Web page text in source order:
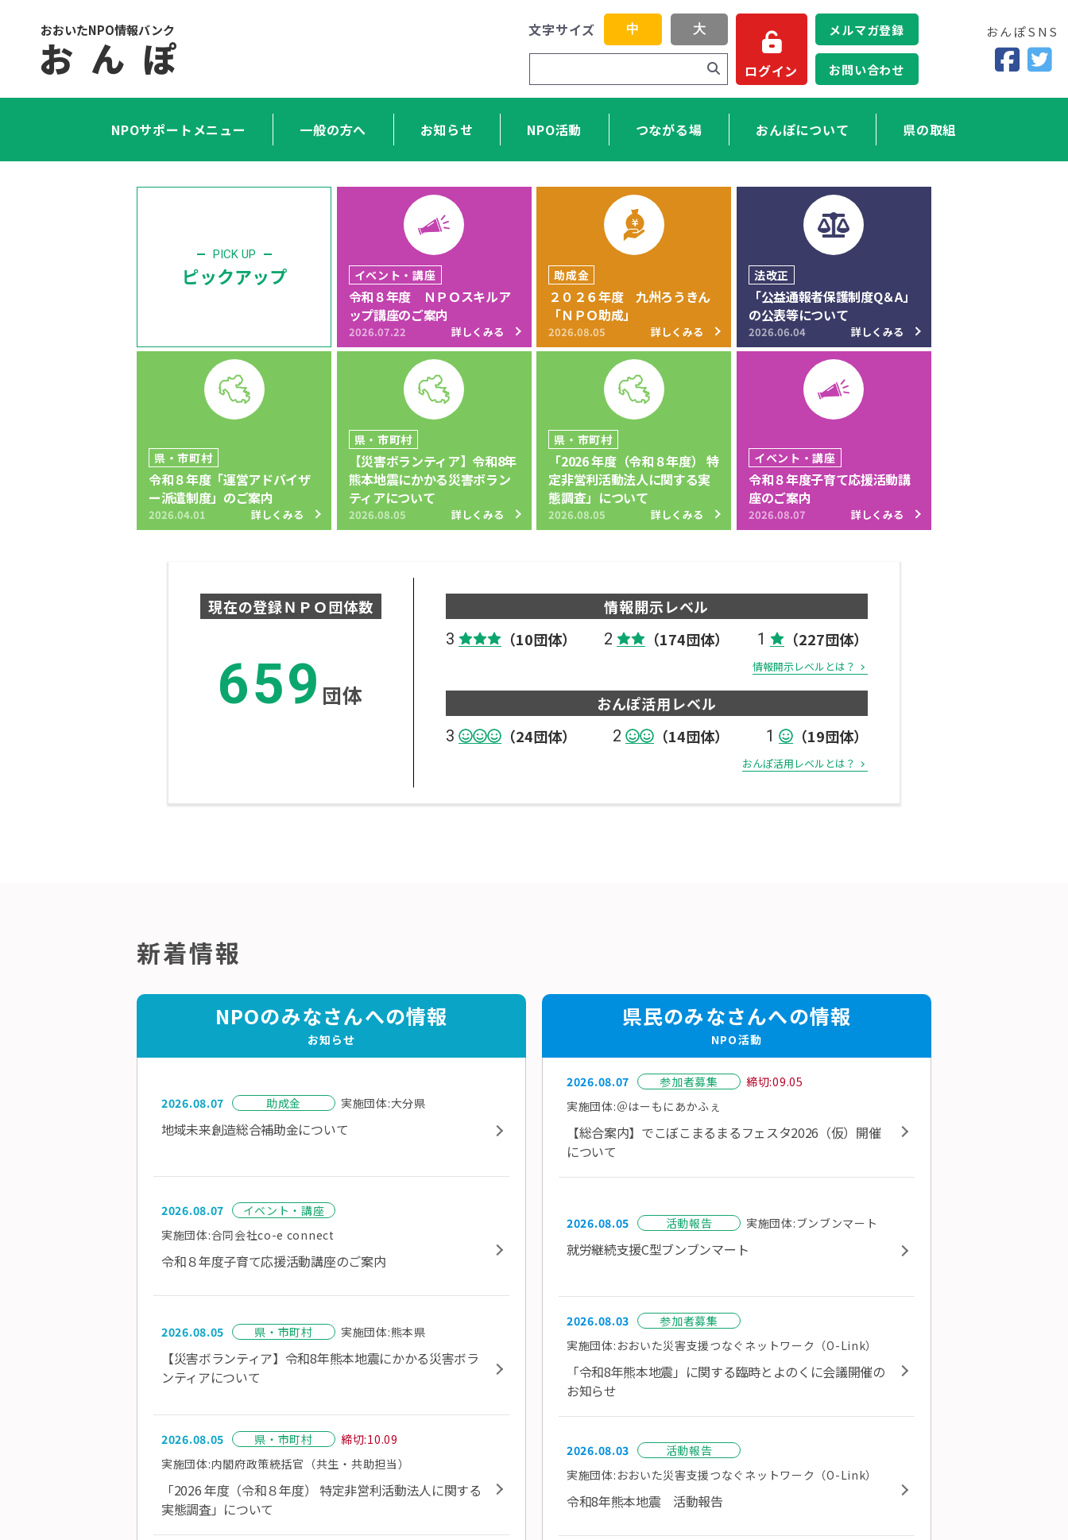
おおいたNPO情報バンク
お ん ぽ
文字サイズ 中 大
ログイン
NPOサポートメニュー 一般の方へ お知らせ NPO活動 つながる場 おんぽについて 県の取組
メルマガ登録
お問い合わせ
おんぽSNS
PICK UP
ピックアップ イベント・講座
令和８年度 ＮＰＯスキルア
ップ講座のご案内
2026.07.22 詳しくみる
助成金
２０２６年度 九州ろうきん
「ＮＰＯ助成」
2026.08.05 詳しくみる
法改正
「公益通報者保護制度Q＆A」
の公表等について
2026.06.04 詳しくみる
県・市町村
令和８年度「運営アドバイザ
ー派遣制度」のご案内
2026.04.01 詳しくみる
県・市町村
【災害ボランティア】令和8年
熊本地震にかかる災害ボラン
ティアについて
2026.08.05 詳しくみる
県・市町村
「2026 年度（令和８年度） 特
定非営利活動法人に関する実
態調査」について
2026.08.05 詳しくみる
イベント・講座
令和８年度子育て応援活動講
座のご案内
2026.08.07 詳しくみる
現在の登録ＮＰＯ団体数
659 団体
情報開示レベル
3 （10団体） 2 （174団体） 1 （227団体）
情報開示レベルとは？
おんぽ活用レベル
3 （24団体） 2 （14団体） 1 （19団体）
おんぽ活用レベルとは？
新着情報
NPOのみなさんへの情報
お知らせ
2026.08.07 助成金 実施団体:大分県
地域未来創造総合補助金について
2026.08.07
イベント・講座
実施団体:合同会社co-e connect
令和８年度子育て応援活動講座のご案内
2026.08.05 県・市町村 実施団体:熊本県
【災害ボランティア】令和8年熊本地震にかかる災害ボラ
ンティアについて
2026.08.05 県・市町村
締切:10.09
実施団体:内閣府政策統括官（共生・共助担当）
「2026 年度（令和８年度） 特定非営利活動法人に関する
実態調査」について
県民のみなさんへの情報
NPO活動
2026.08.07 参加者募集
締切:09.05
実施団体:＠はーもにあかふぇ
【総合案内】でこぼこまるまるフェスタ2026（仮）開催
について
2026.08.05 活動報告 実施団体:ブンブンマート
就労継続支援C型ブンブンマート
2026.08.03
参加者募集
実施団体:おおいた災害支援つなぐネットワーク（O-Link）
「令和8年熊本地震」に関する臨時とよのくに会議開催の
お知らせ
2026.08.03
活動報告
実施団体:おおいた災害支援つなぐネットワーク（O-Link）
令和8年熊本地震 活動報告